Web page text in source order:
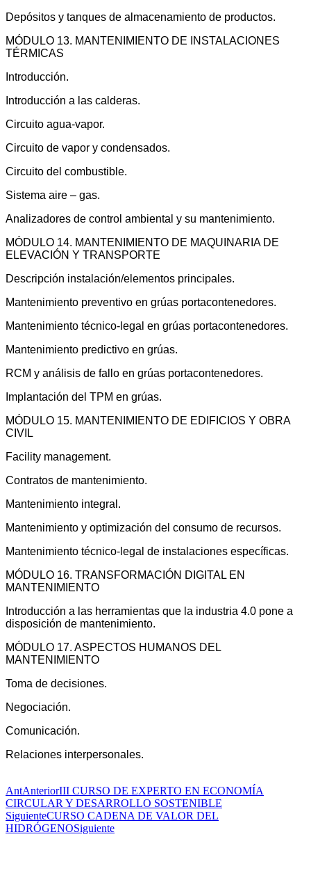
Depósitos y tanques de almacenamiento de productos.
MÓDULO 13. MANTENIMIENTO DE INSTALACIONES
TÉRMICAS
Introducción.
Introducción a las calderas.
Circuito agua-vapor.
Circuito de vapor y condensados.
Circuito del combustible.
Sistema aire – gas.
Analizadores de control ambiental y su mantenimiento.
MÓDULO 14. MANTENIMIENTO DE MAQUINARIA DE
ELEVACIÓN Y TRANSPORTE
Descripción instalación/elementos principales.
Mantenimiento preventivo en grúas portacontenedores.
Mantenimiento técnico-legal en grúas portacontenedores.
Mantenimiento predictivo en grúas.
RCM y análisis de fallo en grúas portacontenedores.
Implantación del TPM en grúas.
MÓDULO 15. MANTENIMIENTO DE EDIFICIOS Y OBRA
CIVIL
Facility management.
Contratos de mantenimiento.
Mantenimiento integral.
Mantenimiento y optimización del consumo de recursos.
Mantenimiento técnico-legal de instalaciones específicas.
MÓDULO 16. TRANSFORMACIÓN DIGITAL EN
MANTENIMIENTO
Introducción a las herramientas que la industria 4.0 pone a
disposición de mantenimiento.
MÓDULO 17. ASPECTOS HUMANOS DEL
MANTENIMIENTO
Toma de decisiones.
Negociación.
Comunicación.
Relaciones interpersonales.
AntAnteriorIII CURSO DE EXPERTO EN ECONOMÍA
CIRCULAR Y DESARROLLO SOSTENIBLE
SiguienteCURSO CADENA DE VALOR DEL
HIDRÓGENOSiguiente